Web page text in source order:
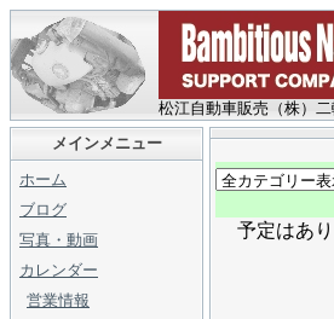
松江自動車販売（株）
メインメニュー
ホーム
ブログ
写真・動画
カレンダー
営業情報
予定はあ